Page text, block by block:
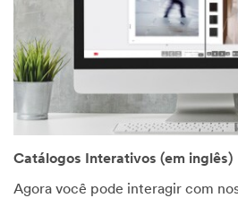
Catálogos Interativos (em inglês)
Agora você pode interagir com